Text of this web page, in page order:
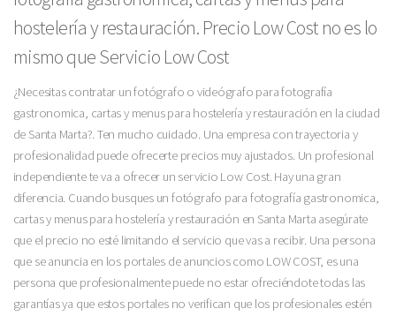
hostelería y restauración. Precio Low Cost no es lo
mismo que Servicio Low Cost
¿Necesitas contratar un fotógrafo o videógrafo para fotografía
gastronomica, cartas y menus para hostelería y restauración en la ciudad
de Santa Marta?. Ten mucho cuidado. Una empresa con trayectoria y
profesionalidad puede ofrecerte precios muy ajustados. Un profesional
independiente te va a ofrecer un servicio Low Cost. Hay una gran
diferencia. Cuando busques un fotógrafo para fotografía gastronomica,
cartas y menus para hostelería y restauración en Santa Marta asegúrate
que el precio no esté limitando el servicio que vas a recibir. Una persona
que se anuncia en los portales de anuncios como LOW COST, es una
persona que profesionalmente puede no estar ofreciéndote todas las
garantías ya que estos portales no verifican que los profesionales estén